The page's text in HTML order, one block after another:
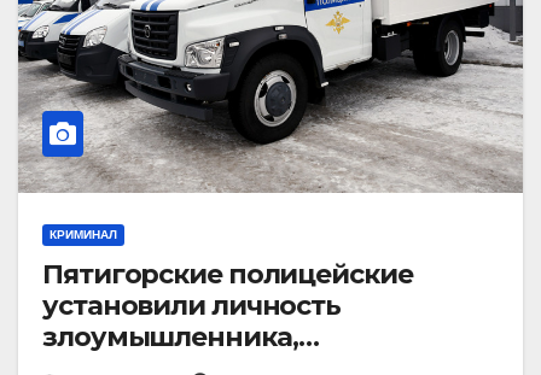
КРИМИНАЛ
Пятигорские полицейские
установили личность
злоумышленника,
причинившего телесные